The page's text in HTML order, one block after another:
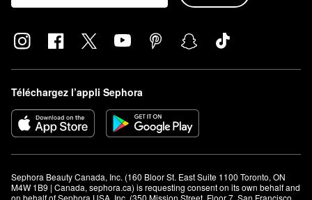
Téléchargez l’appli Sephora
Sephora Beauty Canada, Inc. (160 Bloor St. East Suite 1100 Toronto, ON
M4W 1B9 | Canada, sephora.ca) is requesting consent on its own behalf and
on behalf of Sephora USA, Inc. (350 Mission Street, Floor 7, San Francisco,